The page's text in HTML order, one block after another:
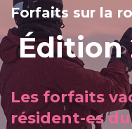
Forfaits sur la
Édition
Les forfaits
résident-es